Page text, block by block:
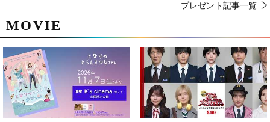
MOVIE
プレゼント記事一覧